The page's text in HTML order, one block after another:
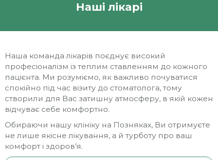
Наші лікарі
Наша команда лікарів поєднує високий
професіоналізм із теплим ставленням до кожного
пацієнта. Ми розуміємо, як важливо почуватися
спокійно під час візиту до стоматолога, тому
створили для Вас затишну атмосферу, в якій кожен
відчуває себе комфортно.
Обираючи нашу клініку на Позняках, Ви отримуєте
не лише якісне лікування, а й турботу про ваш
комфорт і здоров’я.